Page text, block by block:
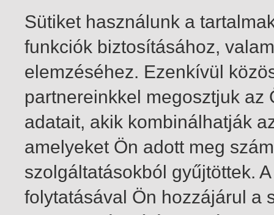
1-19 / total 19 hit
Sütiket használunk a
funkciók biztosításához,
elemzéséhez. Ezenkívül
partnereinkkel megosztjuk
adatait, akik kombinálhatják
amelyeket Ön adott meg
szolgáltatásokból gyűjtöttek.
folytatásával Ön hozzájárul a